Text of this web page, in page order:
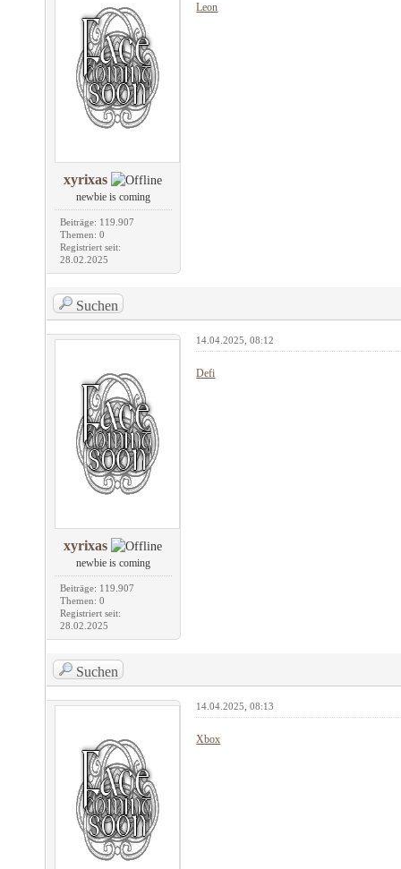
xyrixas
newbie is coming
Beiträge: 119.907
Themen: 0
Registriert seit:
28.02.2025
Leon
Suchen
xyrixas
newbie is coming
Beiträge: 119.907
Themen: 0
Registriert seit:
28.02.2025
14.04.2025, 08:12
Defi
Suchen
14.04.2025, 08:13
Xbox